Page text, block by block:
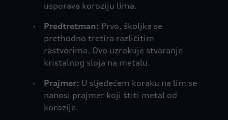
usporava koroziju lima.
›
Predtretman: Prvo, školjka se
prethodno tretira različitim
rastvorima. Ovo uzrokuje stvaranje
kristalnog sloja na metalu.
›
Prajmer: U sljedećem koraku na lim se
nanosi prajmer koji štiti metal od
korozije.